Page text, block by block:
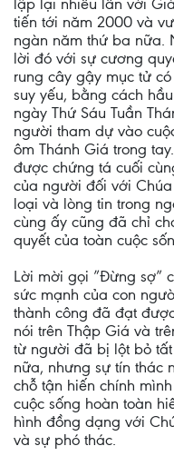
lập lại nhiều lần với
tiến tới năm 2000 và
ngàn năm thứ ba nữa.
lời đó với sự cương
rung cây gậy mục tử
suy yếu, bằng cách
ngày Thứ Sáu Tuần
người tham dự vào
ôm Thánh Giá trong
được chứng tá cuối
của người đối với
loại và lòng tin trong
cùng ấy cũng đã chỉ
quyết của toàn cuộc
Lời mời gọi ”Đừng sợ”
sức mạnh của con
thành công đã đạt
nói trên Thập Giá và
từ người đã bị lột bỏ
nữa, nhưng sự tín thác
chỗ tận hiến chính
cuộc sống hoàn toàn
hình đồng dạng với
và sự phó thác.